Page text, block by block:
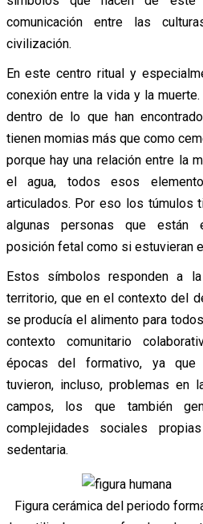
comunicación entre las
civilización.
En este centro ritual y
conexión entre la vida y la
dentro de lo que han
tienen momias más que como
porque hay una relación entre la
el agua, todos esos
articulados. Por eso los túmulos
algunas personas que están
posición fetal como si estuvieran
Estos símbolos responden a
territorio, que en el contexto del
se producía el alimento para
contexto comunitario
épocas del formativo, ya que
tuvieron, incluso, problemas en
campos, los que también
complejidades sociales
sedentaria.
Figura cerámica del periodo